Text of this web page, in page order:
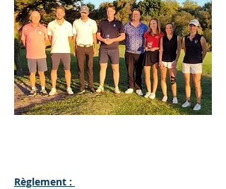
Règlement :